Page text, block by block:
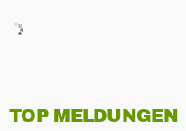
TOP MELDUNGEN